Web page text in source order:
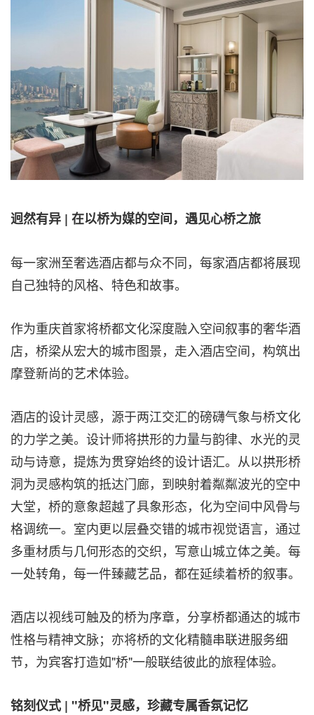
迥然有异 | 在以桥为媒的空间，遇见心桥之旅
每一家洲至奢选酒店都与众不同，每家酒店都将展现
自己独特的风格、特色和故事。
作为重庆首家将桥都文化深度融入空间叙事的奢华酒
店，桥梁从宏大的城市图景，走入酒店空间，构筑出
摩登新尚的艺术体验。
酒店的设计灵感，源于两江交汇的磅礴气象与桥文化
的力学之美。设计师将拱形的力量与韵律、水光的灵
动与诗意，提炼为贯穿始终的设计语汇。从以拱形桥
洞为灵感构筑的抵达门廊，到映射着粼粼波光的空中
大堂，桥的意象超越了具象形态，化为空间中风骨与
格调统一。室内更以层叠交错的城市视觉语言，通过
多重材质与几何形态的交织，写意山城立体之美。每
一处转角，每一件臻藏艺品，都在延续着桥的叙事。
酒店以视线可触及的桥为序章，分享桥都通达的城市
性格与精神文脉；亦将桥的文化精髓串联进服务细
节，为宾客打造如"桥"一般联结彼此的旅程体验。
铭刻仪式 | "桥见"灵感，珍藏专属香氛记忆